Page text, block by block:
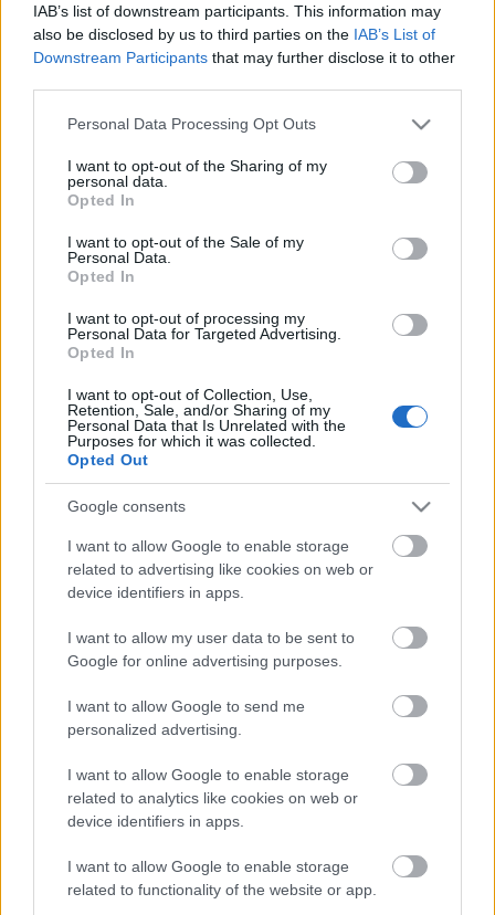
IAB’s list of downstream participants. This information may
also be disclosed by us to third parties on the IAB’s List of
Downstream Participants that may further disclose it to other
Please note that this website/app uses one or more Google
not limited to your visit or usage behaviour. You may click to
grant or deny consent to Google and its third-party tags to
use your data for below specified purposes in below Google
consent section.
Personal Data Processing Opt Outs
I want to opt-out of the Sharing of my
personal data.
Opted In
I want to opt-out of the Sale of my
Personal Data.
Opted In
I want to opt-out of processing my
Personal Data for Targeted Advertising.
Opted In
I want to opt-out of Collection, Use,
Retention, Sale, and/or Sharing of my
Personal Data that Is Unrelated with the
Purposes for which it was collected.
Opted Out
Google consents
I want to allow Google to enable storage
related to advertising like cookies on web or
device identifiers in apps.
I want to allow my user data to be sent to
Google for online advertising purposes.
I want to allow Google to send me
personalized advertising.
I want to allow Google to enable storage
related to analytics like cookies on web or
device identifiers in apps.
I want to allow Google to enable storage
related to functionality of the website or app.
Nem véletlen, hogy eddig egyetlen beszámolónkban
sem írtunk még magyarokkal kapcsolatos
élményekről. Tizenegy napnyi kint létünk alatt
ugyanis mindössze két alkalommal futottunk
élményünk született. A legelején külön posztot…
2011. november 16.
Hasítunk. Elérkeztünk a negyedik naphoz. Sajnos az
első esőáztatta New York-i napunkra ébredtünk. Hol
esett, hol nem, de gondoltuk, nézzük a jó oldalát, így
legalább nem lesz melegünk. Kitartó olvasóinknak
talán már le sem kell írnom, mivel indítottuk a
napot: lengyelbolt,…
Harmadik nap
A szerdát is Manhattanre szántuk. Most nem